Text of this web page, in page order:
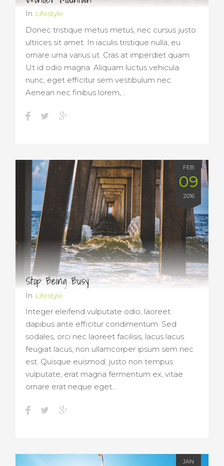
In Lifestyle
Donec tristique metus metus, nec cursus justo
ultrices sit amet. In iaculis tristique nulla, eu
ornare urna varius ut. Cras at imperdiet quam.
Ut id odio magna. Aliquam luctus vehicula
nunc, eget efficitur sem vestibulum nec.
Aenean nec finibus lorem,…
FEB
09
2016
Stop Being Busy
In Lifestyle
Integer eleifend vulputate odio, laoreet
dapibus ante efficitur condimentum. Sed
sodales, orci nec laoreet facilisis, lacus lacus
feugiat lacus, non ullamcorper ipsum sem nec
est. Quisque euismod, justo non tempus
vulputate, erat magna fermentum ex, vitae
ornare erat neque eget…
JAN